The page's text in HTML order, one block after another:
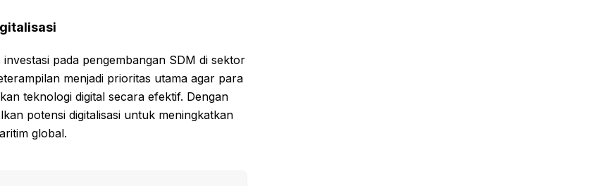
pada pengembangan SDM di sektor
menjadi prioritas utama agar para
teknologi digital secara efektif. Dengan
potensi digitalisasi untuk meningkatkan
global.